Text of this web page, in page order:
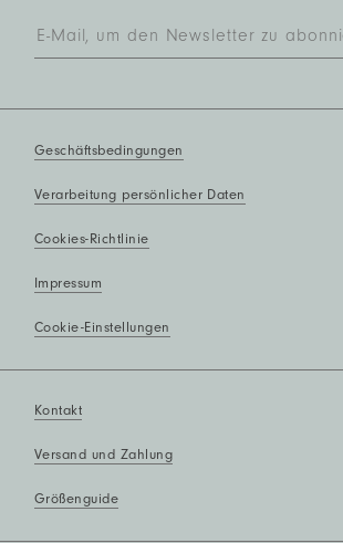
Geschäftsbedingungen
Verarbeitung persönlicher Daten
Cookies-Richtlinie
Impressum
Cookie-Einstellungen
Kontakt
Versand und Zahlung
Größenguide